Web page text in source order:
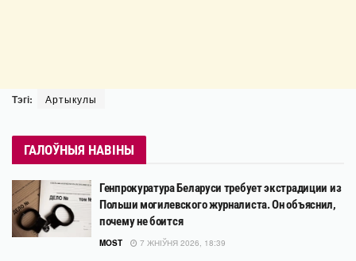
Тэгі: Артыкулы
ГАЛОЎНЫЯ НАВІНЫ
Генпрокуратура Беларуси требует экстрадиции из
Польши могилевского журналиста. Он объяснил,
почему не боится
MOST 7 ЖНІЎНЯ 2026, 18:39